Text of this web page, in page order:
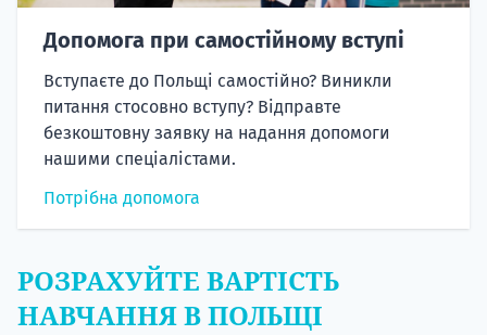
Допомога при самостійному вступі
Вступаєте до Польщі самостійно? Виникли
питання стосовно вступу? Відправте
безкоштовну заявку на надання допомоги
нашими спеціалістами.
Потрібна допомога
РОЗРАХУЙТЕ ВАРТІСТЬ
НАВЧАННЯ В ПОЛЬЩІ